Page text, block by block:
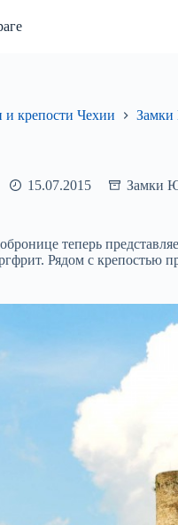
и крепости Чехии Замки
15.07.2015 Замки
теперь
Рядом с крепостью